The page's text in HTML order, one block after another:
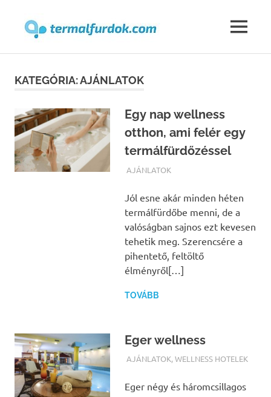
MENU
KATEGÓRIA:AJÁNLATOK
Egy nap wellness
otthon, ami felér egy
termálfürdőzéssel
TERMALFURDOK.COM
AJÁNLATOK
Jól esne akár minden héten
termálfürdőbe menni, de a
valóságban sajnos ezt kevesen
tehetik meg. Szerencsére a
pihentető, feltöltő
élményről[…]
TOVÁBB
Eger wellness
TERMALFURDOK.COM
AJÁNLATOK,WELLNESS HOTELEK
Eger négy és háromcsillagos